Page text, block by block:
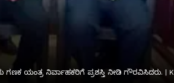
ಯಂತ್ರ ನಿರ್ವಾಹಕರಿಗೆ ಪ್ರಶಸ್ತಿ ನೀಡಿ ಗೌರವಿಸಿದರು. |